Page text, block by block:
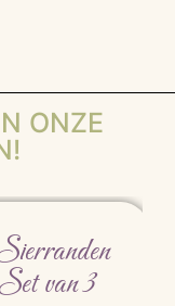
ONZE
van 3